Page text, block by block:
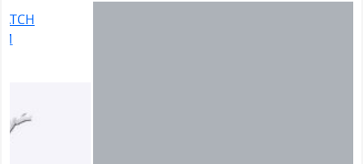
DARURAT DISTRIBUSI LOGISTIK ACEH: TEMUAN LTM
WATCH BONGKAR SISTEM YANG GAGAL RESPONS
Siaga Darurat Banjir Pidie dan Pidie Jaya: Warga Mulai
Mengungsi, Ancaman Luapan Sungai Makin Nyata di